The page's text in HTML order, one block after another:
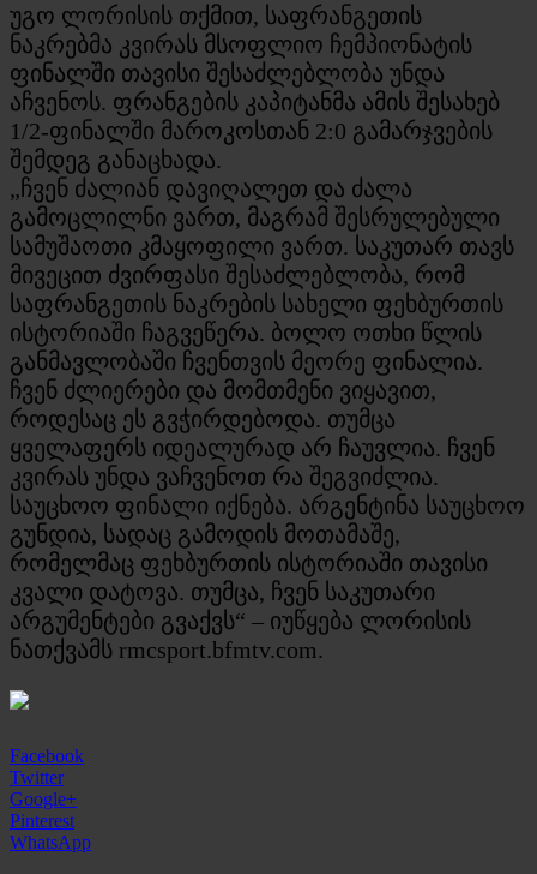
უგო ლორისის თქმით, საფრანგეთის
ნაკრებმა კვირას მსოფლიო ჩემპიონატის
ფინალში თავისი შესაძლებლობა უნდა
აჩვენოს. ფრანგების კაპიტანმა ამის შესახებ
1/2-ფინალში მაროკოსთან 2:0 გამარჯვების
შემდეგ განაცხადა.
„ჩვენ ძალიან დავიღალეთ და ძალა
გამოცლილნი ვართ, მაგრამ შესრულებული
სამუშაოთი კმაყოფილი ვართ. საკუთარ თავს
მივეცით ძვირფასი შესაძლებლობა, რომ
საფრანგეთის ნაკრების სახელი ფეხბურთის
ისტორიაში ჩაგვეწერა. ბოლო ოთხი წლის
განმავლობაში ჩვენთვის მეორე ფინალია.
ჩვენ ძლიერები და მომთმენი ვიყავით,
როდესაც ეს გვჭირდებოდა. თუმცა
ყველაფერს იდეალურად არ ჩაუვლია. ჩვენ
კვირას უნდა ვაჩვენოთ რა შეგვიძლია.
საუცხოო ფინალი იქნება. არგენტინა საუცხოო
გუნდია, სადაც გამოდის მოთამაშე,
რომელმაც ფეხბურთის ისტორიაში თავისი
კვალი დატოვა. თუმცა, ჩვენ საკუთარი
არგუმენტები გვაქვს“ – იუწყება ლორისის
ნათქვამს rmcsport.bfmtv.com.
Facebook
Twitter
Google+
Pinterest
WhatsApp